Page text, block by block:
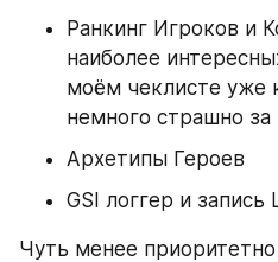
Ранкинг Игроков и
наиболее
моём чеклисте уже
немного страшно за
Архетипы Героев
GSI логгер и запись
Чуть менее приоритетно